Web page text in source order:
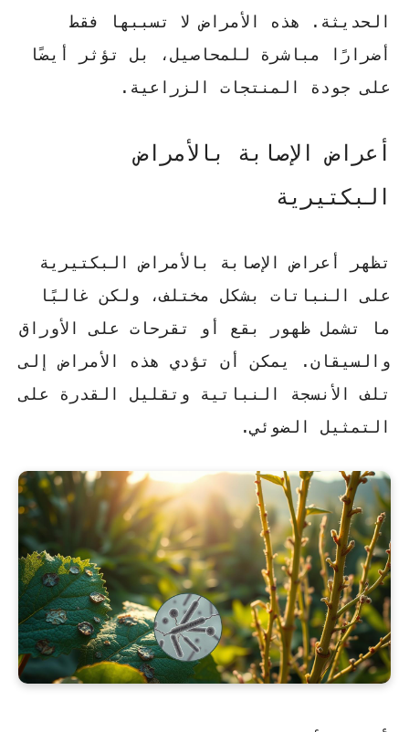
الحديثة. هذه الأمراض لا تسببها فقط
أضرارًا مباشرة للمحاصيل، بل تؤثر أيضًا
على جودة المنتجات الزراعية.
أعراض الإصابة بالأمراض
البكتيرية
تظهر أعراض الإصابة بالأمراض البكتيرية
على النباتات بشكل مختلف، ولكن غالبًا
ما تشمل ظهور بقع أو تقرحات على الأوراق
والسيقان. يمكن أن تؤدي هذه الأمراض إلى
تلف الأنسجة النباتية وتقليل القدرة على
التمثيل الضوئي.